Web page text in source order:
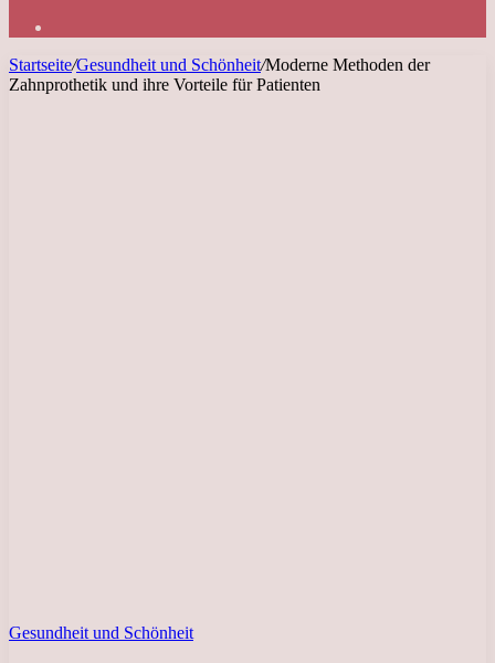
Startseite/Gesundheit und Schönheit/Moderne Methoden der
Zahnprothetik und ihre Vorteile für Patienten
Gesundheit und Schönheit